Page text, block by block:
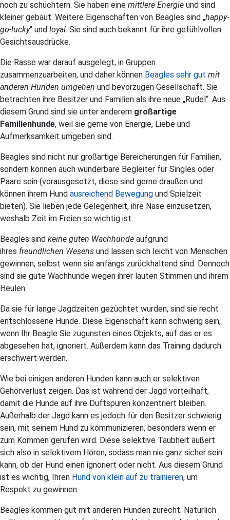
noch zu schüchtern. Sie haben eine mittlere Energie und sind
kleiner gebaut. Weitere Eigenschaften von Beagles sind „happy-
go-lucky“ und loyal. Sie sind auch bekannt für ihre gefühlvollen
Gesichtsausdrücke.
Die Rasse war darauf ausgelegt, in Gruppen
zusammenzuarbeiten, und daher können Beagles sehr gut mit
anderen Hunden umgehen und bevorzugen Gesellschaft. Sie
betrachten ihre Besitzer und Familien als ihre neue „Rudel“. Aus
diesem Grund sind sie unter anderem großartige
Familienhunde, weil sie gerne von Energie, Liebe und
Aufmerksamkeit umgeben sind.
Beagles sind nicht nur großartige Bereicherungen für Familien,
sondern können auch wunderbare Begleiter für Singles oder
Paare sein (vorausgesetzt, diese sind gerne draußen und
können ihrem Hund ausreichend Bewegung und Spielzeit
bieten). Sie lieben jede Gelegenheit, ihre Nase einzusetzen,
weshalb Zeit im Freien so wichtig ist.
Beagles sind keine guten Wachhunde aufgrund
ihres freundlichen Wesens und lassen sich leicht von Menschen
gewinnen, selbst wenn sie anfangs zurückhaltend sind. Dennoch
sind sie gute Wachhunde wegen ihrer lauten Stimmen und ihrem
Heulen.
Da sie für lange Jagdzeiten gezüchtet wurden, sind sie recht
entschlossene Hunde. Diese Eigenschaft kann schwierig sein,
wenn Ihr Beagle Sie zugunsten eines Objekts, auf das er es
abgesehen hat, ignoriert. Außerdem kann das Training dadurch
erschwert werden.
Wie bei einigen anderen Hunden kann auch er selektiven
Gehörverlust zeigen. Das ist während der Jagd vorteilhaft,
damit die Hunde auf ihre Duftspuren konzentriert bleiben.
Außerhalb der Jagd kann es jedoch für den Besitzer schwierig
sein, mit seinem Hund zu kommunizieren, besonders wenn er
zum Kommen gerufen wird. Diese selektive Taubheit äußert
sich also in selektivem Hören, sodass man nie ganz sicher sein
kann, ob der Hund einen ignoriert oder nicht. Aus diesem Grund
ist es wichtig, Ihren Hund von klein auf zu trainieren, um
Respekt zu gewinnen.
Beagles kommen gut mit anderen Hunden zurecht. Natürlich